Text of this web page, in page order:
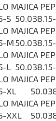
MAJICA
S
MAJICA
M
MAJICA
L
MAJICA
XL
MAJICA
XXL